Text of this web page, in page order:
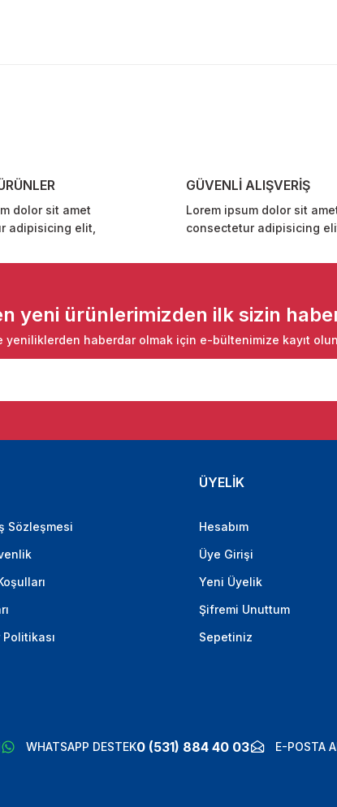
dolor sit amet
adipisicing elit,
GÜVENLİ ALIŞVERİŞ
Lorem ipsum dolor sit
consectetur adipisicing
yeni ürünlerimizden ilk sizin
yeniliklerden haberdar olmak için e-bültenimize kayıt
Sözleşmesi
ÜYELİK
Hesabım
Üye Girişi
Yeni Üyelik
Şifremi Unuttum
Sepetiniz
WHATSAPP DESTEK0 (531) 884 40 03 E-POSTA